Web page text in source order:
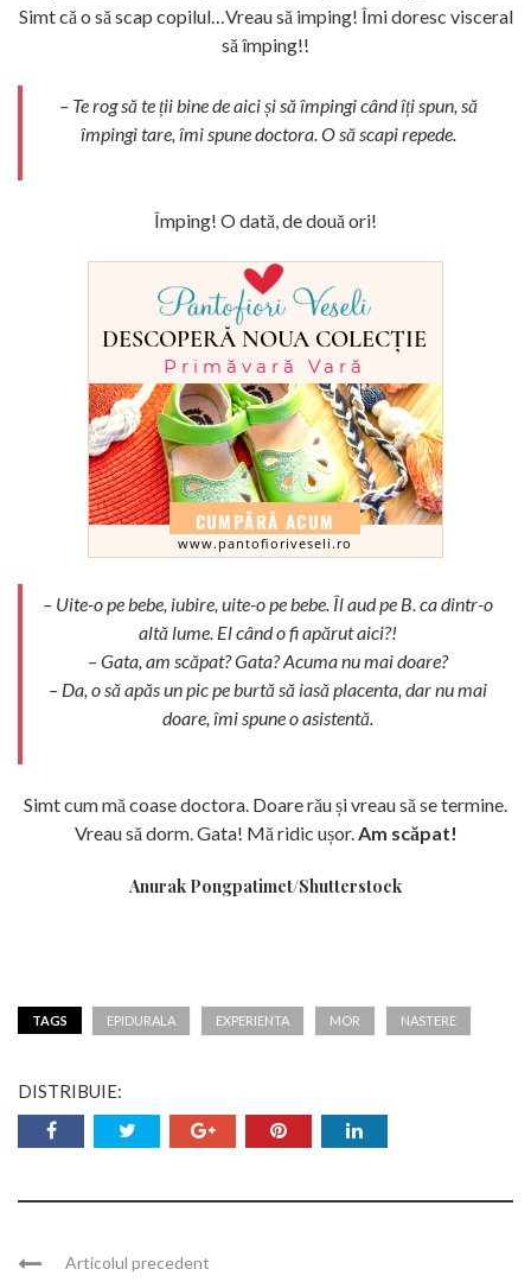
Simt că o să scap copilul…Vreau să imping! Îmi doresc visceral
să împing!!
– Te rog să te ții bine de aici și să împingi când îți spun, să
împingi tare, îmi spune doctora. O să scapi repede.
Împing! O dată, de două ori!
– Uite-o pe bebe, iubire, uite-o pe bebe. Îl aud pe B. ca dintr-o
altă lume. El când o fi apărut aici?!
– Gata, am scăpat? Gata? Acuma nu mai doare?
– Da, o să apăs un pic pe burtă să iasă placenta, dar nu mai
doare, îmi spune o asistentă.
Simt cum mă coase doctora. Doare rău și vreau să se termine.
Vreau să dorm. Gata! Mă ridic ușor. Am scăpat!
Anurak Pongpatimet/Shutterstock
TAGS EPIDURALA EXPERIENTA MOR NASTERE
DISTRIBUIE:
Articolul precedent